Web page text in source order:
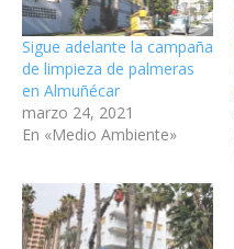
Sigue adelante la campaña
de limpieza de palmeras
en Almuñécar
marzo 24, 2021
En «Medio Ambiente»